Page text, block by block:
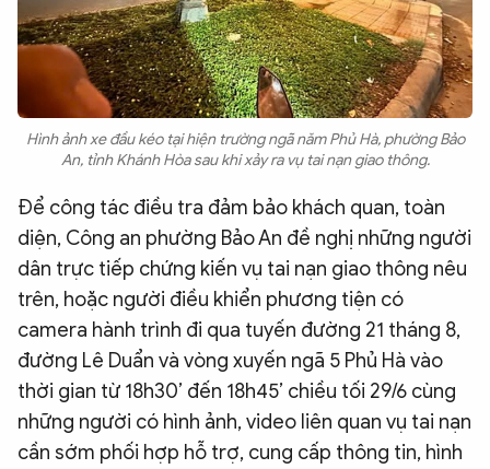
Hình ảnh xe đầu kéo tại hiện trường ngã năm Phủ Hà, phường Bảo
An, tỉnh Khánh Hòa sau khi xảy ra vụ tai nạn giao thông.
Để công tác điều tra đảm bảo khách quan, toàn
diện, Công an phường Bảo An đề nghị những người
dân trực tiếp chứng kiến vụ tai nạn giao thông nêu
trên, hoặc người điều khiển phương tiện có
camera hành trình đi qua tuyến đường 21 tháng 8,
đường Lê Duẩn và vòng xuyến ngã 5 Phủ Hà vào
thời gian từ 18h30’ đến 18h45’ chiều tối 29/6 cùng
những người có hình ảnh, video liên quan vụ tai nạn
cần sớm phối hợp hỗ trợ, cung cấp thông tin, hình